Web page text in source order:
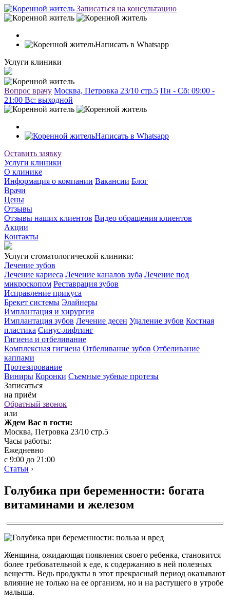
Записаться на консультацию
Написать в Whatsapp
Услуги клиники
Вопрос врачу Москва, Петровка 23/10 стр.5 Пн - Сб: 09:00 -
21:00 Вc: выходной
Написать в Whatsapp
Оставить заявку
Услуги клиники
О клинике
Информация о компании Вакансии Блог
Врачи
Цены
Отзывы
Отзывы наших клиентов Видео обращения клиентов
Акции
Контакты
Услуги стоматологической клиники:
Лечение зубов
Лечение кариеса Лечение каналов зуба Лечение под
микроскопом Реставрация зубов
Исправление прикуса
Брекет системы Элайнеры
Имплантация и хирургия
Имплантация зубов Лечение десен Удаление зубов Костная
пластика Синус-лифтинг
Гигиена и отбеливание
Комплексная гигиена Отбеливание зубов Отбеливание
каппами
Протезирование
Виниры Коронки Съемные зубные протезы
Записаться
на приём
Обратный звонок
или
Ждем Вас в гости:
Москва, Петровка 23/10 стр.5
Часы работы:
Ежедневно
с 9:00 до 21:00
Статьи ›
Голубика при беременности: богата
витаминами и железом
Женщина, ожидающая появления своего ребенка, становится
более требовательной к еде, к содержанию в ней полезных
веществ. Ведь продукты в этот прекрасный период оказывают
влияние не только на ее организм, но и на растущего в утробе
малыша.